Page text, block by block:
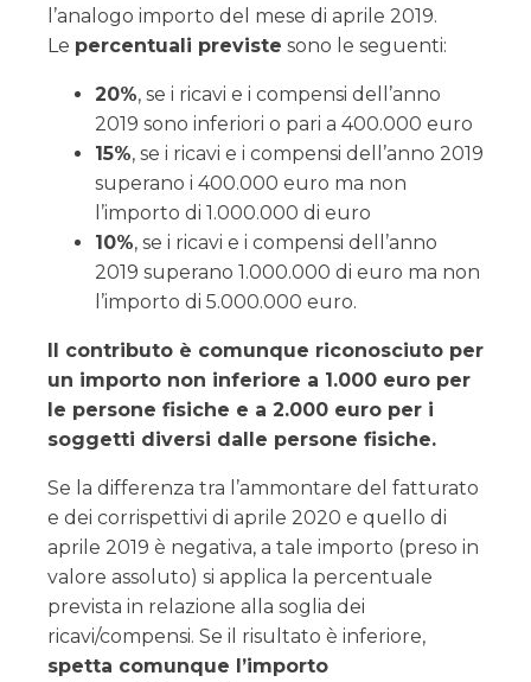
l’analogo importo del mese di aprile 2019.
Le percentuali previste sono le seguenti:
20%, se i ricavi e i compensi dell’anno
2019 sono inferiori o pari a 400.000 euro
15%, se i ricavi e i compensi dell’anno 2019
superano i 400.000 euro ma non
l’importo di 1.000.000 di euro
10%, se i ricavi e i compensi dell’anno
2019 superano 1.000.000 di euro ma non
l’importo di 5.000.000 euro.
Il contributo è comunque riconosciuto per
un importo non inferiore a 1.000 euro per
le persone fisiche e a 2.000 euro per i
soggetti diversi dalle persone fisiche.
Se la differenza tra l’ammontare del fatturato
e dei corrispettivi di aprile 2020 e quello di
aprile 2019 è negativa, a tale importo (preso in
valore assoluto) si applica la percentuale
prevista in relazione alla soglia dei
ricavi/compensi. Se il risultato è inferiore,
spetta comunque l’importo